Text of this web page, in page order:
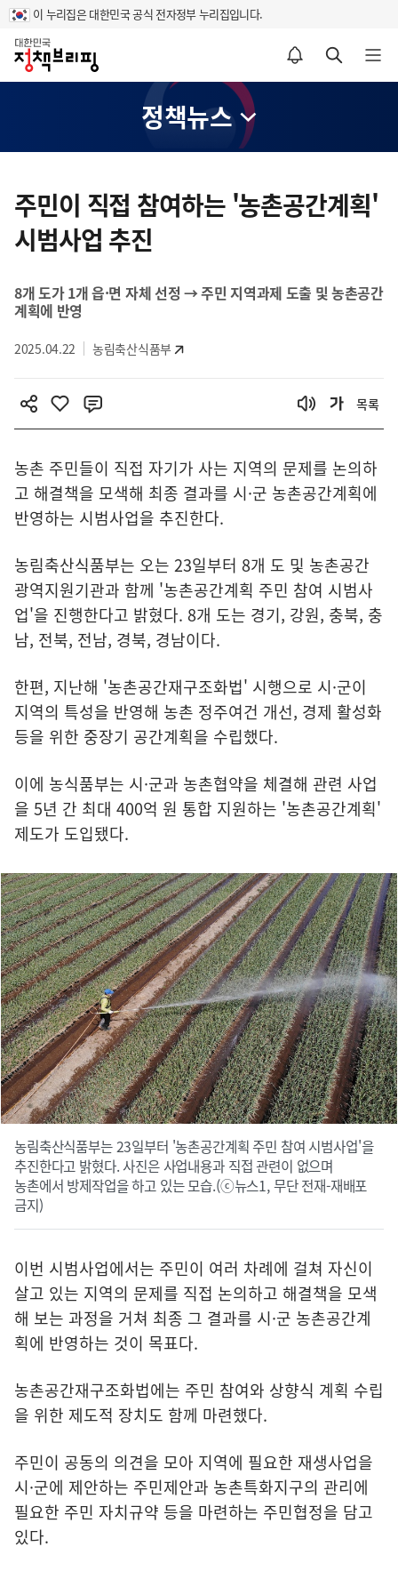
이 누리집은 대한민국 공식 전자정부 누리집입니다.
홈
알림설정 바로가기 검색 바로가기 메뉴 열기
정책뉴스
텐
츠
영
주민이 직접 참여하는 '농촌공간계획'
시범사업 추진
8개 도가 1개 읍·면 자체 선정 → 주민 지역과제 도출 및 농촌공간
계획에 반영
2025.04.22 농림축산식품부
목록
농촌 주민들이 직접 자기가 사는 지역의 문제를 논의하
고 해결책을 모색해 최종 결과를 시·군 농촌공간계획에
반영하는 시범사업을 추진한다.
농림축산식품부는 오는 23일부터 8개 도 및 농촌공간
광역지원기관과 함께 '농촌공간계획 주민 참여 시범사
업'을 진행한다고 밝혔다. 8개 도는 경기, 강원, 충북, 충
남, 전북, 전남, 경북, 경남이다.
한편, 지난해 '농촌공간재구조화법' 시행으로 시·군이
지역의 특성을 반영해 농촌 정주여건 개선, 경제 활성화
등을 위한 중장기 공간계획을 수립했다.
이에 농식품부는 시·군과 농촌협약을 체결해 관련 사업
을 5년 간 최대 400억 원 통합 지원하는 '농촌공간계획'
제도가 도입됐다.
농림축산식품부는 23일부터 '농촌공간계획 주민 참여 시범사업'을
추진한다고 밝혔다. 사진은 사업내용과 직접 관련이 없으며
농촌에서 방제작업을 하고 있는 모습.(ⓒ뉴스1, 무단 전재-재배포
금지)
이번 시범사업에서는 주민이 여러 차례에 걸쳐 자신이
살고 있는 지역의 문제를 직접 논의하고 해결책을 모색
해 보는 과정을 거쳐 최종 그 결과를 시·군 농촌공간계
획에 반영하는 것이 목표다.
농촌공간재구조화법에는 주민 참여와 상향식 계획 수립
을 위한 제도적 장치도 함께 마련했다.
주민이 공동의 의견을 모아 지역에 필요한 재생사업을
시·군에 제안하는 주민제안과 농촌특화지구의 관리에
필요한 주민 자치규약 등을 마련하는 주민협정을 담고
있다.